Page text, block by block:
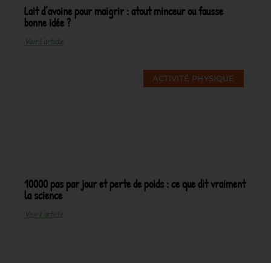
Lait d’avoine pour maigrir : atout minceur ou fausse
bonne idée ?
Voir L'article
ACTIVITÉ PHYSIQUE
10000 pas par jour et perte de poids : ce que dit vraiment
la science
Voir L'article